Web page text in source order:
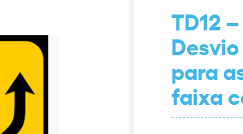
TD12
para
faixa